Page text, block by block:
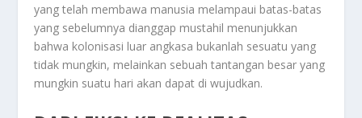
yang telah membawa manusia melampaui batas-batas
yang sebelumnya dianggap mustahil menunjukkan
bahwa kolonisasi luar angkasa bukanlah sesuatu yang
tidak mungkin, melainkan sebuah tantangan besar yang
mungkin suatu hari akan dapat di wujudkan.